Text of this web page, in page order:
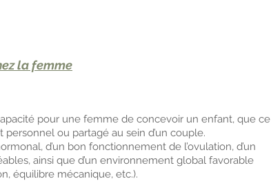
la femme
pour une femme de concevoir un enfant, que ce
personnel ou partagé au sein d’un couple.
d’un bon fonctionnement de l’ovulation, d’un
ainsi que d’un environnement global favorable
équilibre mécanique, etc.).​